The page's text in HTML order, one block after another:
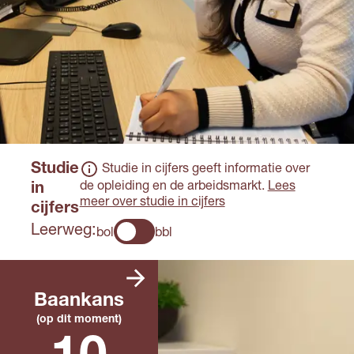
Studie
in
cijfers
Studie in cijfers geeft informatie over
de opleiding en de arbeidsmarkt. Lees
meer over studie in cijfers
Leerweg: bol bbl
Baankans
(op dit moment)
vacatures die
opleiding. Daarom
kun je heel